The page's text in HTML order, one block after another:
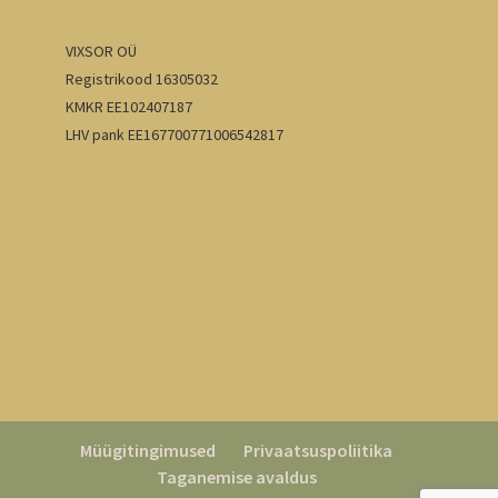
VIXSOR OÜ
Registrikood 16305032
KMKR EE102407187
LHV pank EE167700771006542817
Müügitingimused
Privaatsuspoliitika
Taganemise avaldus